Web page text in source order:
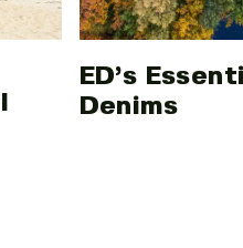
ED’s
Denims